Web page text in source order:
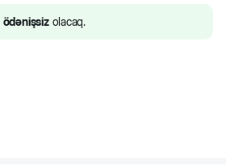
ödənişsizolacaq.